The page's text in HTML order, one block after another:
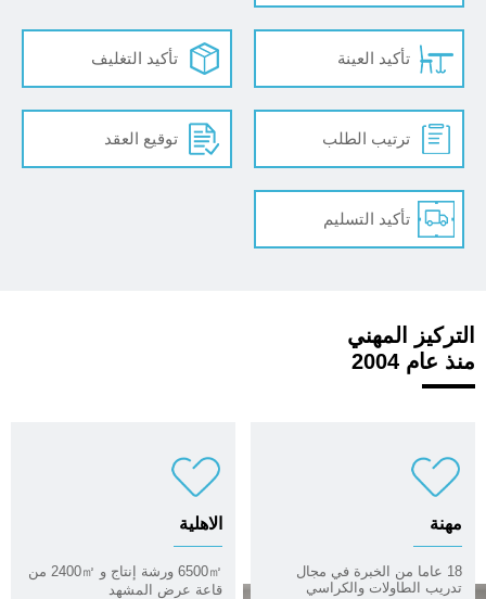
تأكيد العينة تأكيد التغليف
ترتيب الطلب توقيع العقد
تأكيد التسليم
التركيز المهني
منذ عام 2004
مهنة
18 عاما من الخبرة في مجال
تدريب الطاولات والكراسي
الاهلية
6500㎡ ورشة إنتاج و 2400㎡ من
قاعة عرض المشهد